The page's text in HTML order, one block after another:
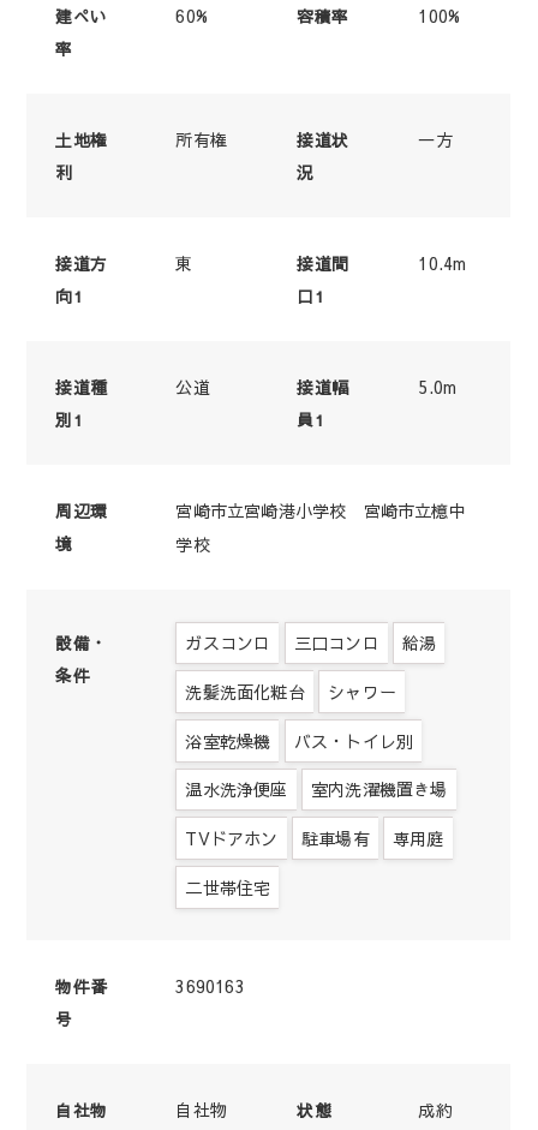
建ぺい
率
60% 容積率 100%
土地権
利
所有権
接道状
況
一方
接道方
向1
東
接道間
口1
10.4m
接道種
別1
公道
接道幅
員1
5.0m
周辺環
境
宮崎市立宮崎港小学校 宮崎市立檍中
学校
設備・
条件
ガスコンロ 三口コンロ 給湯
洗髪洗面化粧台 シャワー
浴室乾燥機 バス・トイレ別
温水洗浄便座 室内洗濯機置き場
TVドアホン 駐車場有 専用庭
二世帯住宅
物件番
号
3690163
自社物 自社物 状態 成約